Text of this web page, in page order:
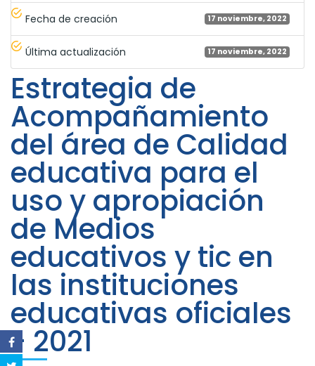
Fecha de creación 17 noviembre, 2022
Última actualización 17 noviembre, 2022
Estrategia de
Acompañamiento
del área de Calidad
educativa para el
uso y apropiación
de Medios
educativos y tic en
las instituciones
educativas oficiales
- 2021